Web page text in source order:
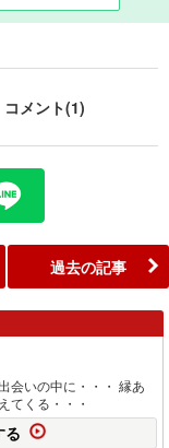
コメント(1)
過去の記事
会いの中に・・・ 縁あ
てくる・・・
る